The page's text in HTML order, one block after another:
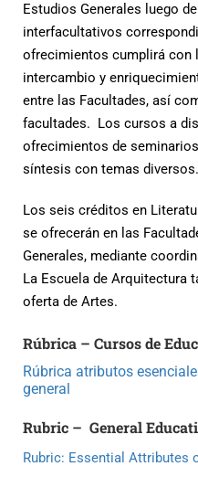
Estudios Generales luego
interfacultativos
ofrecimientos cumplirá con
intercambio y
entre las Facultades, así
facultades. Los cursos a
ofrecimientos de
síntesis con temas diversos.
Los seis créditos en
se ofrecerán en las
Generales, mediante
La Escuela de Arquitectura
oferta de Artes.
Rúbrica – Cursos de
Rúbrica atributos
general
Rubric – General
Rubric: Essential Attributes